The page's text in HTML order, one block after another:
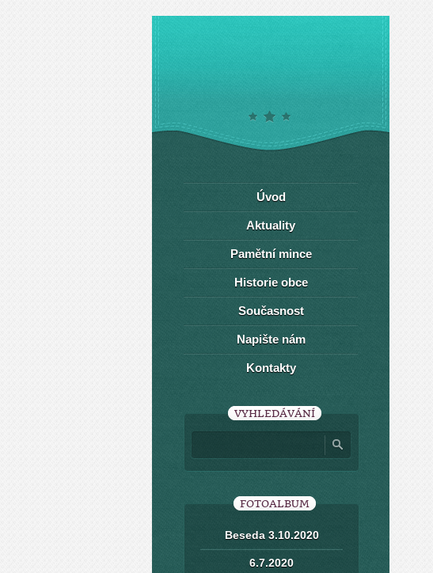
Úvod
Aktuality
Pamětní mince
Historie obce
Současnost
Napište nám
Kontakty
VYHLEDÁVÁNÍ
FOTOALBUM
Beseda 3.10.2020
6.7.2020